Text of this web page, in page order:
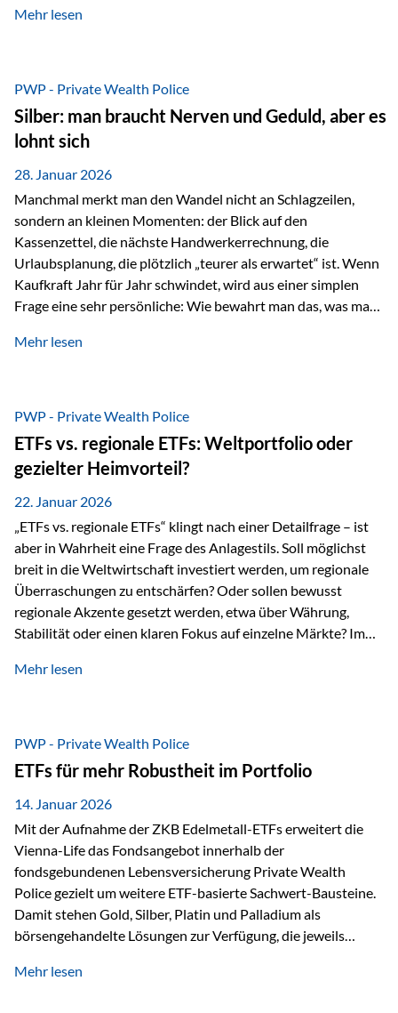
starken Anstiegen. Diese verändern jedoch nicht die
von geopolitischen Spannungen, einer stark ausgeweiteten
Geldmenge sowie strukturellen Verschiebungen an den
Kapitalmärkten geprägt ist, bleibt Gold ein bewährter Anker.
Nicht, weil…
Mehr lesen
PWP - Private Wealth Police
Silber: man braucht Nerven und Geduld, aber es
lohnt sich
28. Januar 2026
Manchmal merkt man den Wandel nicht an Schlagzeilen,
sondern an kleinen Momenten: der Blick auf den
Kassenzettel, die nächste Handwerkerrechnung, die
Urlaubsplanung, die plötzlich „teurer als erwartet“ ist. Wenn
Kaufkraft Jahr für Jahr schwindet, wird aus einer simplen
Frage eine sehr persönliche: Wie bewahrt man das, was man
Sachwerten mit einer Investition in Sachwerte zu
gerade dann, wenn Märkte nervös werden,…
Mehr lesen
PWP - Private Wealth Police
ETFs vs. regionale ETFs: Weltportfolio oder
gezielter Heimvorteil?
22. Januar 2026
„ETFs vs. regionale ETFs“ klingt nach einer Detailfrage – ist
aber in Wahrheit eine Frage des Anlagestils. Soll möglichst
breit in die Weltwirtschaft investiert werden, um regionale
Überraschungen zu entschärfen? Oder sollen bewusst
regionale Akzente gesetzt werden, etwa über Währung,
Stabilität oder einen klaren Fokus auf einzelne Märkte? Im
Wealth Police der Vienna-Life lassen sich beide Ansätze
Risikostreuung, Inflationsrobustheit und Stabilisierung. 1)
Die Philosophiefrage: breit oder bewusst? Global investieren
bedeutet: Das Portfolio bildet die Weltmärkte möglichst
breit ab, ohne die…
Mehr lesen
PWP - Private Wealth Police
ETFs für mehr Robustheit im Portfolio
14. Januar 2026
Mit der Aufnahme der ZKB Edelmetall-ETFs erweitert die
Vienna-Life das Fondsangebot innerhalb der
fondsgebundenen Lebensversicherung Private Wealth
Police gezielt um weitere ETF-basierte Sachwert-Bausteine.
Damit stehen Gold, Silber, Platin und Palladium als
börsengehandelte Lösungen zur Verfügung, die jeweils
dabei nicht auf einzelnen Marktmeinungen, sondern auf
Mehr lesen